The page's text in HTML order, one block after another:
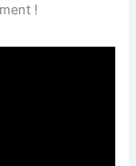
!